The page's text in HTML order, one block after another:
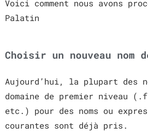
Voici comment nous avons
Palatin
Choisir un nouveau nom
Aujourd’hui, la plupart des
domaine de premier niveau
etc.) pour des noms ou
courantes sont déjà pris.